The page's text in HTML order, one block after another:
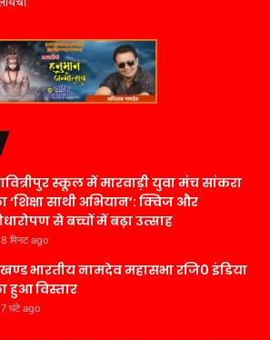
स्कूल में मारवाड़ी युवा मंच सांकरा
‘शिक्षा साथी अभियान’: क्विज और
से बच्चों में बढ़ा उत्साह
8 मिनट ago
भारतीय नामदेव महासभा रजि0 इंडिया
हुआ विस्तार
7 घंटे ago